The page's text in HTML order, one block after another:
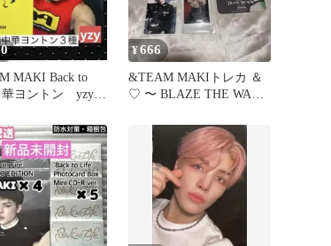
MAKI Back to
華ヨントン yzy
¥666
&TEAM MAKIトレカ ＆
♡ 〜 BLAZE THE WAY